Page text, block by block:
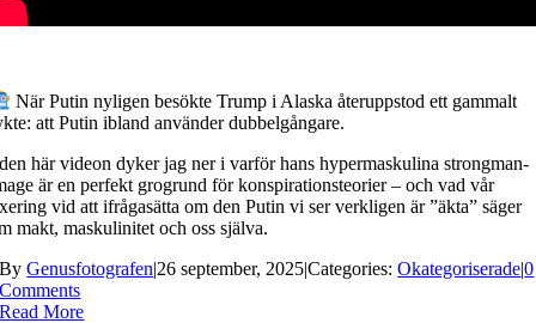
När Putin nyligen besökte Trump i Alaska återuppstod ett gammalt
att Putin ibland använder dubbelgångare.
här videon dyker jag ner i varför hans hypermaskulina strongman-
är en perfekt grogrund för konspirationsteorier – och vad vår
vid att ifrågasätta om den Putin vi ser verkligen är ”äkta” säger
makt, maskulinitet och oss själva.
ByGenusfotografen|26 september, 2025|Categories:Okategoriserade|0
Comments
Read More